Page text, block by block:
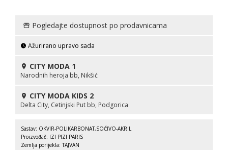
Pogledajte dostupnost po prodavnicama
Ažurirano upravo sada
CITY MODA 1
Narodnih heroja bb, Nikšić
CITY MODA KIDS 2
Delta City, Cetinjski Put bb, Podgorica
Sastav: OKVIR-POLIKARBONAT,SOČIVO-AKRIL
Proizvođač: IZI PIZI PARIS
Zemlja porijekla: TAJVAN